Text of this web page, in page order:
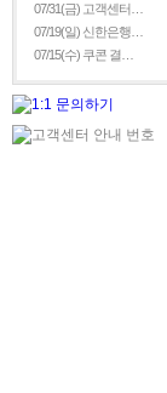
07/31(금) 고객센터…
07/19(일) 신한은행…
07/15(수) 쿠콘 결…